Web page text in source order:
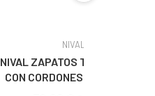
NIVAL
NIVAL ZAPATOS TIPO OXFORD
CON CORDONES Y TEXTURA